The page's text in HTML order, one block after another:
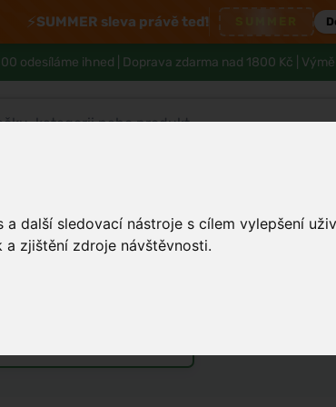
další sledovací nástroje s cílem vylepšení
zjištění zdroje návštěvnosti.
⚡SUMMER sleva právě teď!
odesíláme ihned | Doprava zdarma nad 1800 Kč |
Tělo a hygiena
sody